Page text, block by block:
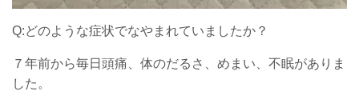
Q:どのような症状でなやまれていましたか？
７年前から毎日頭痛、体のだるさ、めまい、不眠がありま
した。